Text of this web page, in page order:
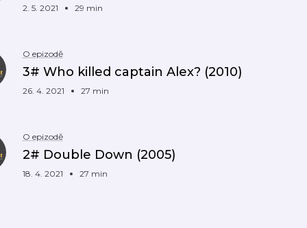
2. 5. 2021 29 min
O epizodě
3# Who killed captain Alex? (2010)
26. 4. 2021 27 min
O epizodě
2# Double Down (2005)
18. 4. 2021 27 min